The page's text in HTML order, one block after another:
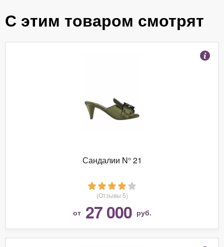
С этим товаром смотрят
Сандалии N° 21
(Отзывы 5)
от 27 000 руб.